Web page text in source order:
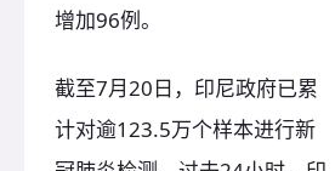
增加96例。
截至7月20日，印尼政府已累
计对逾123.5万个样本进行新